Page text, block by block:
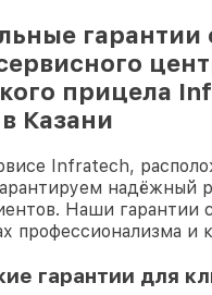
гарантии
прицела
Казани
Infratech,
надёжный
Наши гарантии
профессионализма и
гарантии для